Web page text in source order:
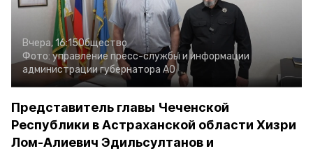
Вчера, 16:15Общество
Фото: управление пресс-службы и информации
администрации губернатора АО
Представитель главы Чеченской
Республики в Астраханской области Хизри
Лом-Алиевич Эдильсултанов и